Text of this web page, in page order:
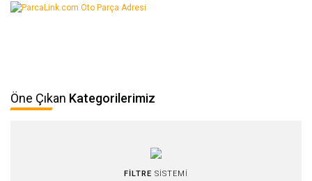
Öne Çıkan Kategorilerimiz
FİLTRE SİSTEMİ